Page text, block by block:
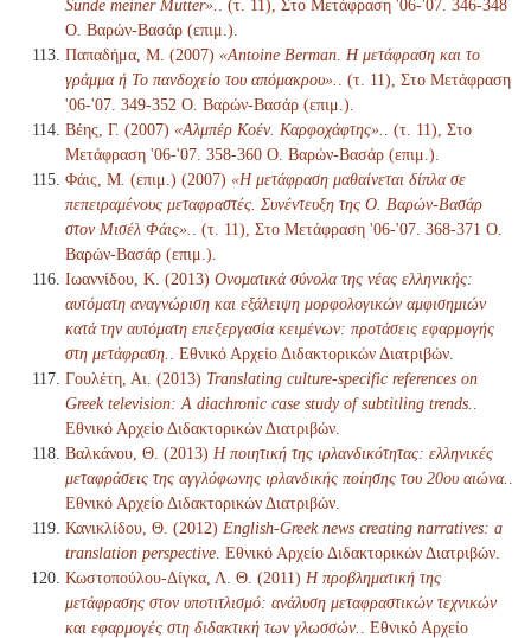
Sünde meiner Mutter».
. (τ. 11), Στο Μετάφραση '06-'07. 346-348
Ο. Βαρών-Βασάρ (επιμ.).
Παπαδήμα, Μ. (2007) «Antoine Berman. Η μετάφραση και το
γράμμα ή Το πανδοχείο του απόμακρου».
. (τ. 11), Στο Μετάφραση
'06-'07. 349-352 Ο. Βαρών-Βασάρ (επιμ.).
Βέης, Γ. (2007) «Αλμπέρ Κοέν. Καρφοχάφτης».
. (τ. 11), Στο
Μετάφραση '06-'07. 358-360 Ο. Βαρών-Βασάρ (επιμ.).
Φάις, Μ. (επιμ.) (2007) «Η μετάφραση μαθαίνεται δίπλα σε
πεπειραμένους μεταφραστές. Συνέντευξη της Ο. Βαρών-Βασάρ
στον Μισέλ Φάις».
. (τ. 11), Στο Μετάφραση '06-'07. 368-371 Ο.
Βαρών-Βασάρ (επιμ.).
Ιωαννίδου, Κ. (2013) Ονοματικά σύνολα της νέας ελληνικής:
αυτόματη αναγνώριση και εξάλειψη μορφολογικών αμφισημιών
κατά την αυτόματη επεξεργασία κειμένων: προτάσεις εφαρμογής
στη μετάφραση.
. Εθνικό Αρχείο Διδακτορικών Διατριβών.
Γουλέτη, Αι. (2013) Translating culture-specific references on
Greek television: A diachronic case study of subtitling trends.
Εθνικό Αρχείο Διδακτορικών Διατριβών.
Βαλκάνου, Θ. (2013) Η ποιητική της ιρλανδικότητας: ελληνικές
μεταφράσεις της αγγλόφωνης ιρλανδικής ποίησης του 20ου αιώνα.
Εθνικό Αρχείο Διδακτορικών Διατριβών.
Κανικλίδου, Θ. (2012) English-Greek news creating narratives: a
translation perspective . Εθνικό Αρχείο Διδακτορικών Διατριβών.
Κωστοπούλου-Δίγκα, Λ. Θ. (2011) Η προβληματική της
μετάφρασης στον υποτιτλισμό: ανάλυση μεταφραστικών τεχνικών
και εφαρμογές στη διδακτική των γλωσσών.
. Εθνικό Αρχείο